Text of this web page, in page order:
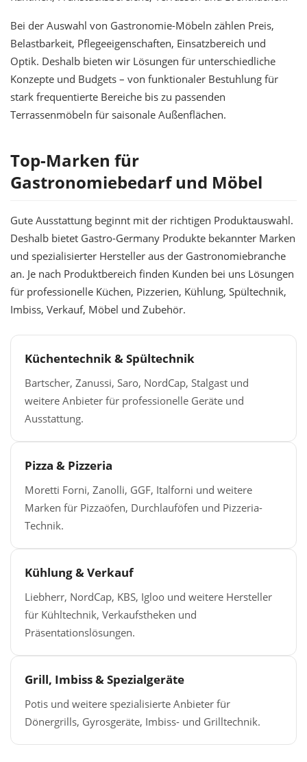
Bei der Auswahl von Gastronomie-Möbeln zählen Preis,
Belastbarkeit, Pflegeeigenschaften, Einsatzbereich und
Optik. Deshalb bieten wir Lösungen für unterschiedliche
Konzepte und Budgets – von funktionaler Bestuhlung für
stark frequentierte Bereiche bis zu passenden
Terrassenmöbeln für saisonale Außenflächen.
Top-Marken für
Gastronomiebedarf und Möbel
Gute Ausstattung beginnt mit der richtigen Produktauswahl.
Deshalb bietet Gastro-Germany Produkte bekannter Marken
und spezialisierter Hersteller aus der Gastronomiebranche
an. Je nach Produktbereich finden Kunden bei uns Lösungen
für professionelle Küchen, Pizzerien, Kühlung, Spültechnik,
Imbiss, Verkauf, Möbel und Zubehör.
Küchentechnik & Spültechnik
Bartscher, Zanussi, Saro, NordCap, Stalgast und
weitere Anbieter für professionelle Geräte und
Ausstattung.
Pizza & Pizzeria
Moretti Forni, Zanolli, GGF, Italforni und weitere
Marken für Pizzaöfen, Durchlauföfen und Pizzeria-
Technik.
Kühlung & Verkauf
Liebherr, NordCap, KBS, Igloo und weitere Hersteller
für Kühltechnik, Verkaufstheken und
Präsentationslösungen.
Grill, Imbiss & Spezialgeräte
Potis und weitere spezialisierte Anbieter für
Dönergrills, Gyrosgeräte, Imbiss- und Grilltechnik.